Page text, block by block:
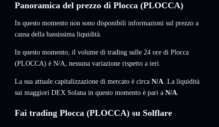
Panoramica del prezzo di Plocca (PLOCCA)
In questo momento non sono disponibili informazioni sul prezzo a
causa della bassissima liquidità.
In questo momento, il volume di trading sulle 24 ore di Plocca
(PLOCCA) è N/A, nessuna variazione rispetto a ieri.
La sua attuale capitalizzazione di mercato è circa N/A. La liquidità
sui maggiori DEX Solana in questo momento è pari a N/A.
Fai trading Plocca (PLOCCA) su Solflare